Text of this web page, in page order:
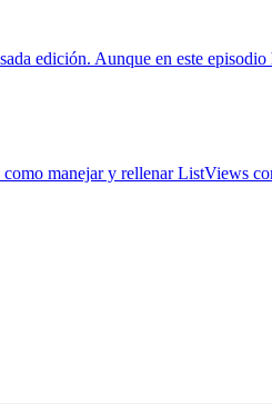
edición. Aunque en este
manejar y rellenar ListViews